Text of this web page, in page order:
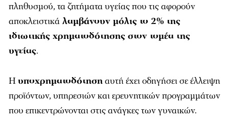
πληθυσμού, τα ζητήματα υγείας που τις αφορούν
αποκλειστικά λαμβάνουν μόλις το 2% της
ιδιωτικής χρηματοδότησης στον τομέα της
υγείας.
Ηυποχρηματοδότησηαυτή έχει οδηγήσει σε έλλειψη
προϊόντων, υπηρεσιών και ερευνητικών προγραμμάτων
που επικεντρώνονται στις ανάγκες των γυναικών.